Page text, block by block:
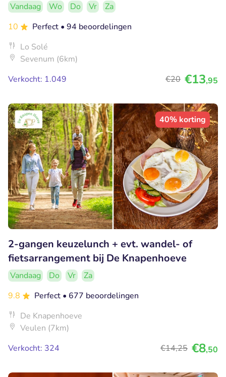
Vandaag Wo Do Vr
Za
10
Perfect • 94 beoordelingen
Lo Solé
Sevenum (6km)
Verkocht: 1.049
€20 €13,95
40% korting
2-gangen keuzelunch + evt. wandel- of
fietsarrangement bij De Knapenhoeve
Vandaag Do Vr
Za
9.8
Perfect • 677 beoordelingen
De Knapenhoeve
Veulen (7km)
Verkocht: 324
€14,25 €8,50